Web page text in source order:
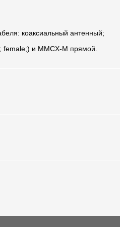
коаксиальный антенный;
и MMCX-M прямой.